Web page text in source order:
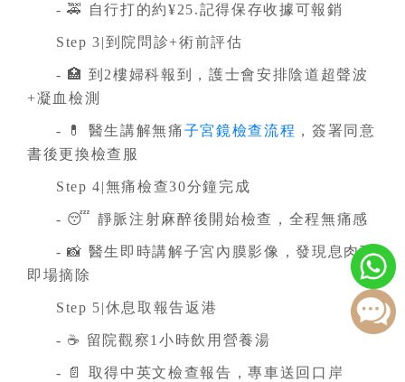
- 🚕 自行打的約¥25.記得保存收據可報銷
Step 3|到院問診+術前評估
- 🏥 到2樓婦科報到，護士會安排陰道超聲波
+凝血檢測
- 💊 醫生講解無痛子宮鏡檢查流程 ，簽署同意
書後更換檢查服
Step 4|無痛檢查30分鐘完成
- 😴 靜脈注射麻醉後開始檢查，全程無痛感
- 📸 醫生即時講解子宮內膜影像，發現息肉可
即場摘除
Step 5|休息取報告返港
- ☕️ 留院觀察1小時飲用營養湯
- 📄 取得中英文檢查報告，專車送回口岸